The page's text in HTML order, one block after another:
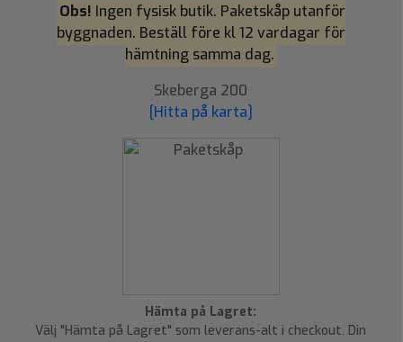
Obs! Ingen fysisk butik. Paketskåp utanför
byggnaden. Beställ före kl 12 vardagar för
hämtning samma dag.
Skeberga 200
[Hitta på karta]
Hämta på Lagret:
Välj "Hämta på Lagret" som leverans-alt i checkout. Din